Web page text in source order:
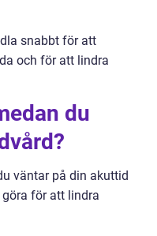
snabbt för att
och för att lindra
du
väntar på din akuttid
för att lindra